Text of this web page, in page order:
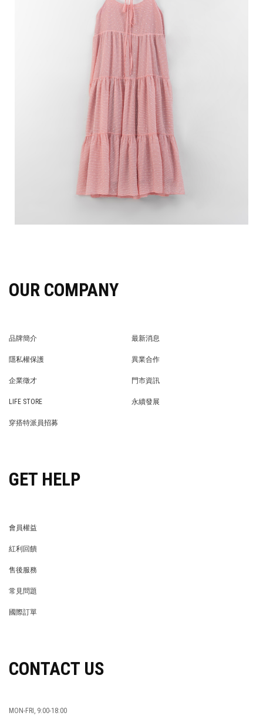
OUR COMPANY
品牌簡介
最新消息
隱私權保護
異業合作
企業徵才
門市資訊
LIFE STORE
永續發展
穿搭特派員招募
GET HELP
會員權益
紅利回饋
售後服務
常見問題
國際訂單
CONTACT US
MON-FRI, 9:00-18:00